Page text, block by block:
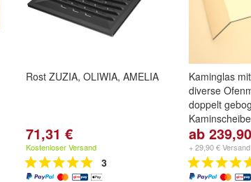
Rost ZUZIA, OLIWIA, AMELIA
71,31 €
Kostenloser Versand
3
Kaminglas
diverse
doppelt
Kaminscheibe
Kaminglas
Dichtset:
Line 1
Mund +
ab
+ 29,90 € Versand